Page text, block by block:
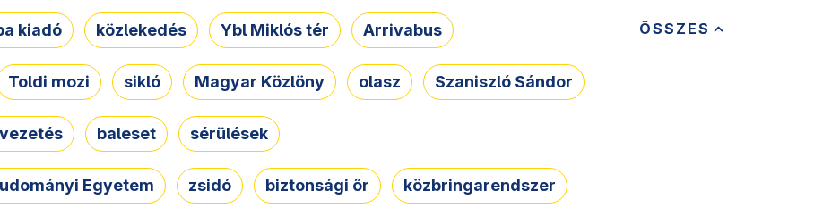
ÖSSZES
kiadó közlekedés Ybl Miklós tér Arrivabus
Toldi mozi sikló Magyar Közlöny olasz Szaniszló Sándor
baleset sérülések
Egyetem zsidó biztonsági őr közbringarendszer